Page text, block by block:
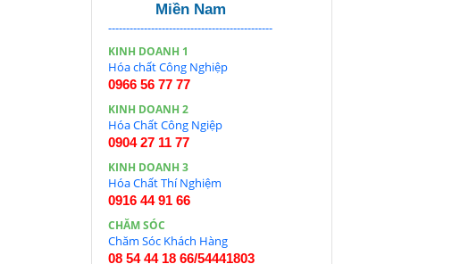
Miền Nam
----------------------------------------------
KINH DOANH 1
Hóa chất Công Nghiệp
0966 56 77 77
KINH DOANH 2
Hóa Chất Công Ngiệp
0904 27 11 77
KINH DOANH 3
Hóa Chất Thí Nghiệm
0916 44 91 66
CHĂM SÓC
Chăm Sóc Khách Hàng
08 54 44 18 66/54441803